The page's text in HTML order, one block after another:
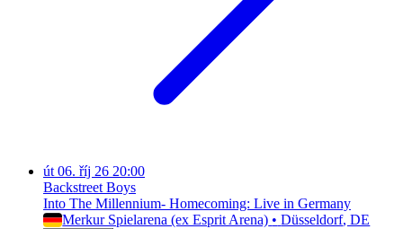
út 06. říj 26 20:00
Backstreet Boys
Into The Millennium- Homecoming: Live in Germany
Merkur Spielarena (ex Esprit Arena) • Düsseldorf, DE